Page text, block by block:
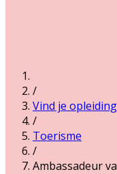
/
Vind je opleiding
/
Toerisme
/
Ambassadeur